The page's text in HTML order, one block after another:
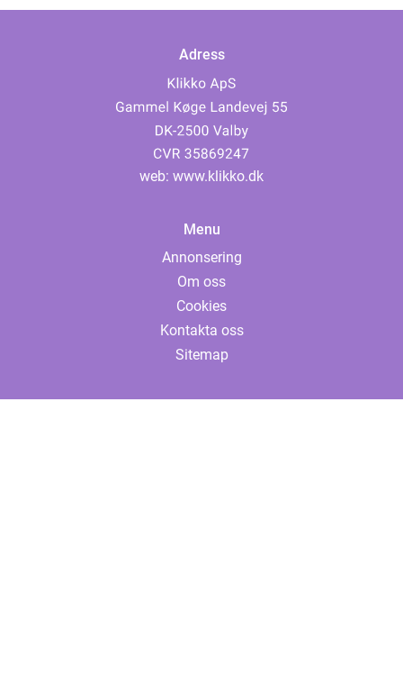
Adress
web: www.klikko.dk
Menu
Annonsering
Om oss
Cookies
Kontakta oss
Sitemap